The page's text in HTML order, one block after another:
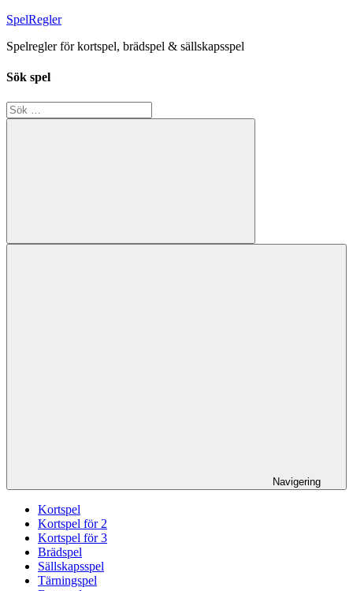
Hoppa
innehåll
SpelRegler
Spelregler för kortspel, brädspel & sällskapsspel
Sök spel
Sök
efter:
Sök
Navigering
Kortspel
Kortspel för 2
Kortspel för 3
Brädspel
Sällskapsspel
Tärningspel